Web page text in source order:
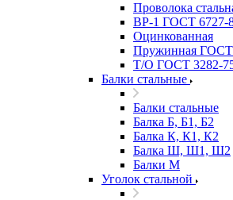
Проволока
ВР-1 ГОСТ 6727-
Оцинкованная
Пружинная ГОСТ
Т/О ГОСТ 3282-
Балки стальные
Балки стальные
Балка Б, Б1, Б2
Балка К, К1, К2
Балка Ш, Ш1, Ш2
Балки М
Уголок стальной